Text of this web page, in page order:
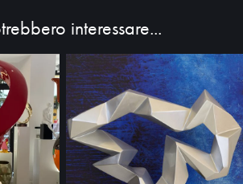
HOME
interessare...